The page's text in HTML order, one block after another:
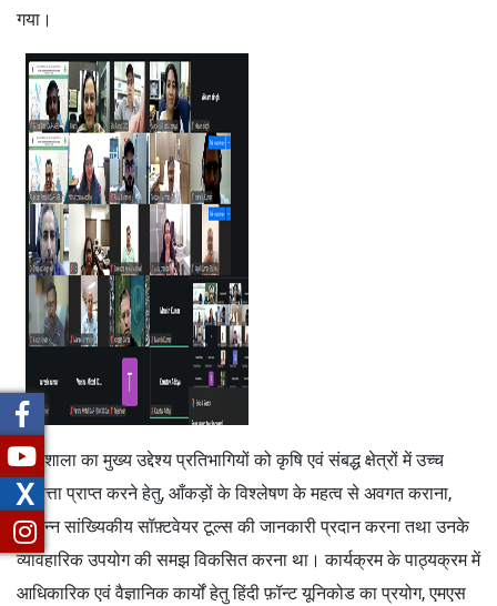
गया।
कार्यशाला का मुख्य उद्देश्य प्रतिभागियों को कृषि एवं संबद्ध क्षेत्रों में उच्च
गुणवत्ता प्राप्त करने हेतु, आँकड़ों के विश्लेषण के महत्व से अवगत कराना,
विभिन्न सांख्यिकीय सॉफ़्टवेयर टूल्स की जानकारी प्रदान करना तथा उनके
व्यावहारिक उपयोग की समझ विकसित करना था। कार्यक्रम के पाठ्यक्रम में
आधिकारिक एवं वैज्ञानिक कार्यों हेतु हिंदी फ़ॉन्ट यूनिकोड का प्रयोग, एमएस
X